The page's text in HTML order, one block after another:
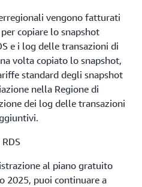
vengono fatturati
copiare lo snapshot
e i log delle transazioni di
volta copiato lo snapshot,
standard degli snapshot
nella Regione di
dei log delle transazioni
al piano gratuito
2025, puoi continuare a